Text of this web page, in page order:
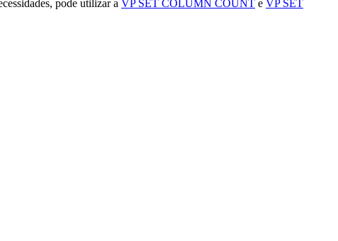
pode utilizar a VP SET COLUMN COUNT e VP SET